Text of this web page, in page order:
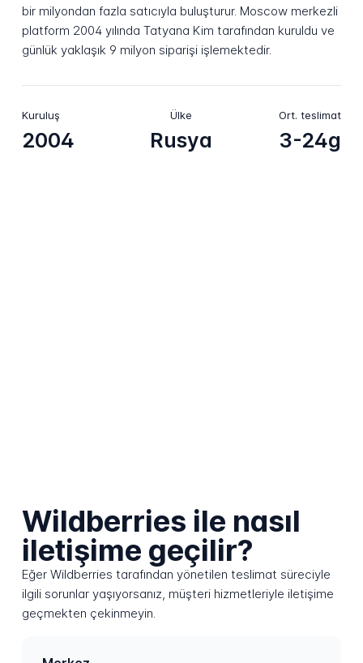
bir milyondan fazla satıcıyla buluşturur. Moscow merkezli
platform 2004 yılında Tatyana Kim tarafından kuruldu ve
günlük yaklaşık 9 milyon siparişi işlemektedir.
Kuruluş
2004
Ülke
Rusya
Ort. teslimat
3-24g
Wildberries ile nasıl
iletişime geçilir?
Eğer Wildberries tarafından yönetilen teslimat süreciyle
ilgili sorunlar yaşıyorsanız, müşteri hizmetleriyle iletişime
geçmekten çekinmeyin.